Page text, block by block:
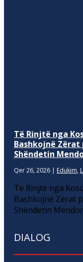
Të Rinjtë nga
Bashkojnë
Shëndetin
Qer 26, 2026 | Edukim,
Të Rinjtë nga
Bashkojnë Zërat
Shëndetin
DIALOG